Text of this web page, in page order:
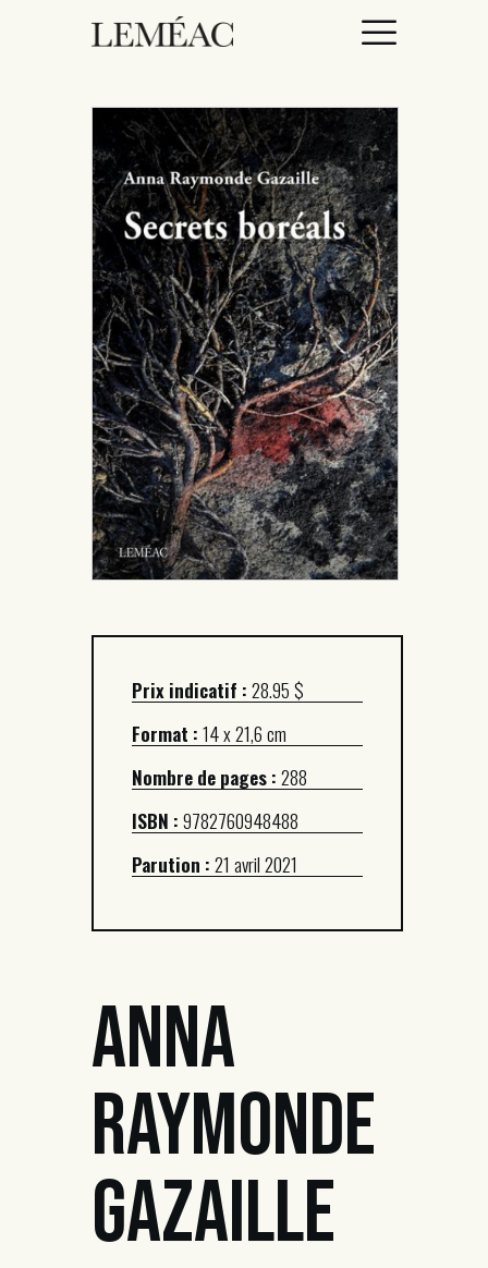
ACCUEIL
CATALOGUE
AUTEURICES
DROITS / RIGHTS
À PROPOS
Prix indicatif :28.95 $
Format :14 x 21,6 cm
Nombre de pages :288
ISBN :9782760948488
Parution :21 avril 2021
Anna
Raymonde
Gazaille